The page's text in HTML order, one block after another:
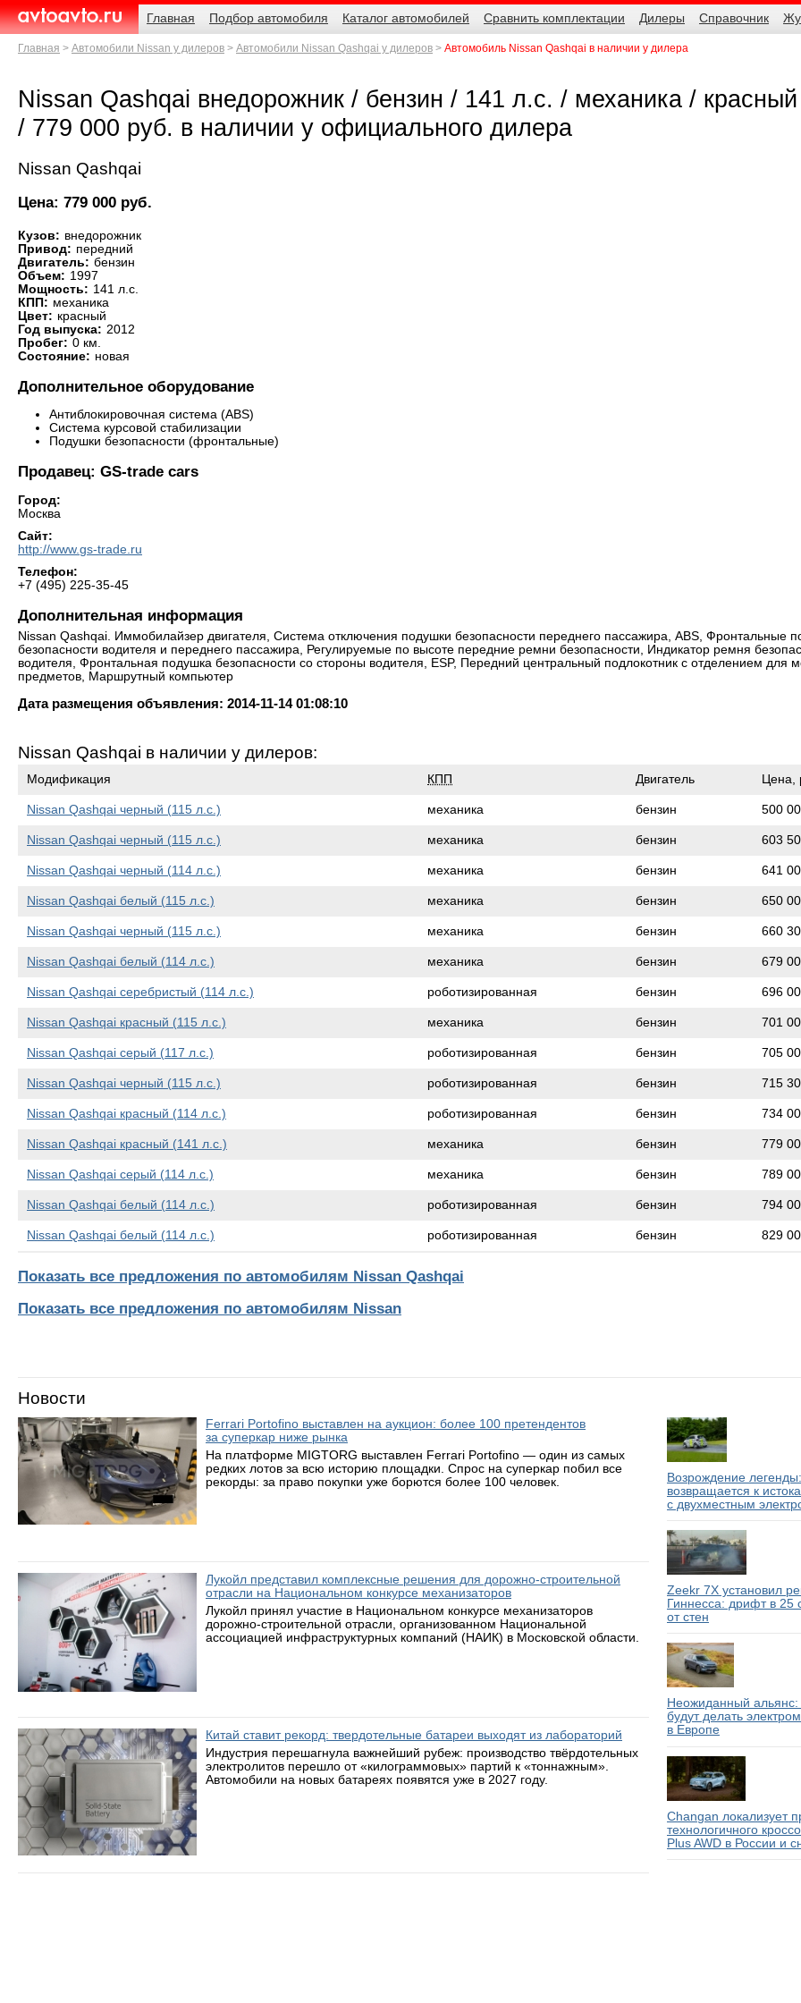
AvtoAvto.ru
Навигация
Главная
Подбор автомобиля Каталог автомобилей Сравнить комплектации Дилеры Справочник
Родительские
страницы
Главная Автомобили Nissan у дилеров Автомобили Nissan Qashqai у дилеров Автомобиль Nissan Qashqai в наличии у дилера
Nissan Qashqai внедорожник / бензин / 141 л.с. / механика /
/ 779 000 руб. в наличии у официального дилера
Nissan Qashqai
Цена: 779 000 руб.
Кузов: внедорожник
Привод: передний
Двигатель: бензин
Объем: 1997
Мощность: 141 л.с.
КПП: механика
Цвет: красный
Год выпуска: 2012
Пробег: 0 км.
Состояние: новая
Дополнительное оборудование
Антиблокировочная система (ABS)
Система курсовой стабилизации
Подушки безопасности (фронтальные)
Продавец: GS-trade cars
Город:
Москва
Сайт:
http://www.gs-trade.ru
Телефон:
+7 (495) 225-35-45
Дополнительная информация
Nissan Qashqai. Иммобилайзер двигателя, Система отключения подушки безопасности переднего пассажира, ABS, Фронтальные
безопасности водителя и переднего пассажира, Регулируемые по высоте передние ремни безопасности, Индикатор ремня
водителя, Фронтальная подушка безопасности со стороны водителя, ESP, Передний центральный подлокотник с отделением для
предметов, Маршрутный компьютер
Дата размещения объявления: 2014-11-14 01:08:10
Nissan Qashqai в наличии у дилеров:
Модификация КПП Двигатель Цена,
Nissan Qashqai черный (115 л.с.) механика бензин 500
Nissan Qashqai черный (115 л.с.) механика бензин 603
Nissan Qashqai черный (114 л.с.) механика бензин 641
Nissan Qashqai белый (115 л.с.) механика бензин 650
Nissan Qashqai черный (115 л.с.) механика бензин 660
Nissan Qashqai белый (114 л.с.) механика бензин 679
Nissan Qashqai серебристый (114 л.с.) роботизированная бензин 696
Nissan Qashqai красный (115 л.с.) механика бензин 701
Nissan Qashqai серый (117 л.с.) роботизированная бензин 705
Nissan Qashqai черный (115 л.с.) роботизированная бензин 715
Nissan Qashqai красный (114 л.с.) роботизированная бензин 734
Nissan Qashqai красный (141 л.с.) механика бензин 779
Nissan Qashqai серый (114 л.с.) механика бензин 789
Nissan Qashqai белый (114 л.с.) роботизированная бензин 794
Nissan Qashqai белый (114 л.с.) роботизированная бензин 829
Показать все предложения по автомобилям Nissan Qashqai
Показать все предложения по автомобилям Nissan
Новости
Ferrari Portofino выставлен на аукцион: более 100 претендентов
за суперкар ниже рынка
На платформе MIGTORG выставлен Ferrari Portofino — один из самых
редких лотов за всю историю площадки. Спрос на суперкар побил все
рекорды: за право покупки уже борются более 100 человек.
Лукойл представил комплексные решения для дорожно-строительной
отрасли на Национальном конкурсе механизаторов
Лукойл принял участие в Национальном конкурсе механизаторов
дорожно-строительной отрасли, организованном Национальной
ассоциацией инфраструктурных компаний (НАИК) в Московской области.
Китай ставит рекорд: твердотельные батареи выходят из лабораторий
Индустрия перешагнула важнейший рубеж: производство твёрдотельных
электролитов перешло от «килограммовых» партий к «тоннажным».
Автомобили на новых батареях появятся уже в 2027 году.
Возрождение
возвращается к
с двухместным
Zeekr 7X установил
Гиннесса: дрифт в 25
от стен
Неожиданный
будут делать
в Европе
Changan локализует
технологичного
Plus AWD в России и